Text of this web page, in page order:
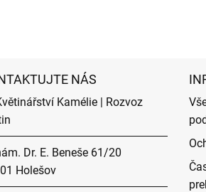
NÁS
Kamélie | Rozvoz
Dr. E. Beneše 61/20
Holešov